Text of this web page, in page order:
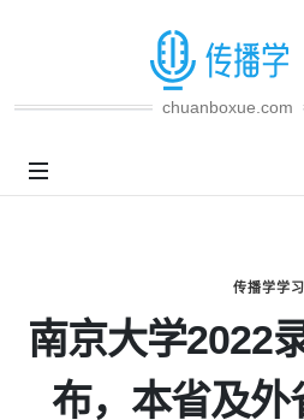
chuanboxue.com
传播学学习
南京大学2022
布，本省及外